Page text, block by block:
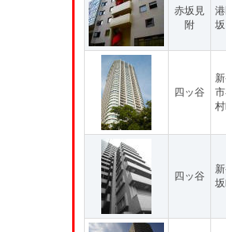
赤坂見
附
四ッ谷
四ッ谷